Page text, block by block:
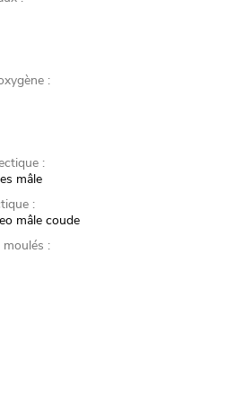
:
:
mâle
:
mâle coude
: